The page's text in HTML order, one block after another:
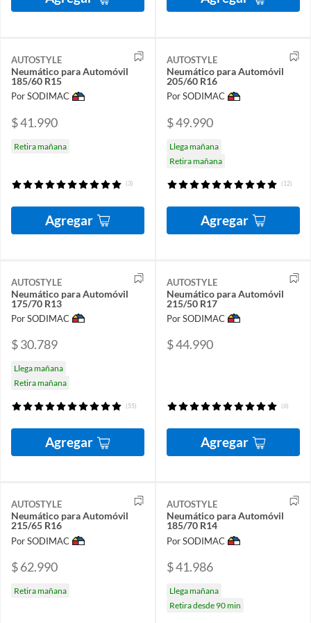
AUTOSTYLE
Neumático para Automóvil
185/60 R15
Por SODIMAC
$ 41.990
Retira mañana
(3)
Agregar
AUTOSTYLE
Neumático para Automóvil
205/60 R16
Por SODIMAC
$ 49.990
Llega mañana
Retira mañana
(12)
Agregar
AUTOSTYLE
Neumático para Automóvil
175/70 R13
Por SODIMAC
$ 30.789
Llega mañana
Retira mañana
(55)
Agregar
AUTOSTYLE
Neumático para Automóvil
215/50 R17
Por SODIMAC
$ 44.990
(6)
Agregar
AUTOSTYLE
Neumático para Automóvil
215/65 R16
Por SODIMAC
$ 62.990
Retira mañana
AUTOSTYLE
Neumático para Automóvil
185/70 R14
Por SODIMAC
$ 41.986
Llega mañana
Retira desde 90 min